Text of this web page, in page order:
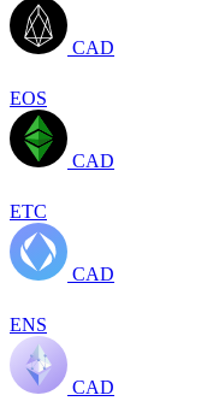
CAD
EOS
CAD
ETC
CAD
ENS
CAD